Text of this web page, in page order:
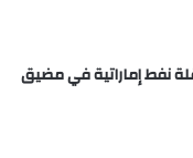
نفط إماراتية في مضيق